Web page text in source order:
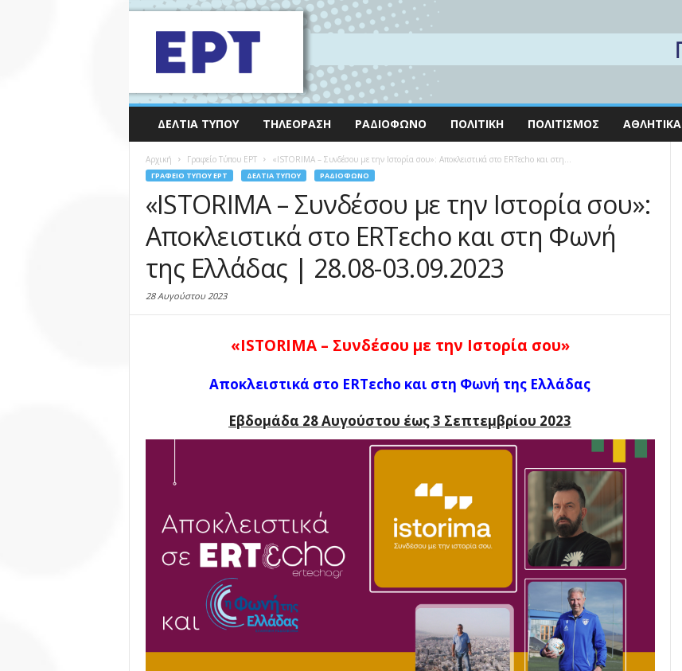
ΔΕΛΤΊΑ ΤΎΠΟΥ ΤΗΛΕΌΡΑΣΗ ΡΑΔΙΌΦΩΝΟ ΠΟΛΙΤΙΚΉ ΠΟΛΙΤΙΣΜΌΣ ΑΘΛΗΤΙΚΆ
Αρχική Γραφείο Τύπου ΕΡΤ «ISTORIMA – Συνδέσου με την Ιστορία σου»: Αποκλειστικά στο ERTεcho και στη...
ΓΡΑΦΕΊΟ ΤΎΠΟΥ ΕΡΤ ΔΕΛΤΊΑ ΤΎΠΟΥ ΡΑΔΙΌΦΩΝΟ
«ISTORIMA – Συνδέσου με την Ιστορία σου»:
Αποκλειστικά στο ERTεcho και στη Φωνή
της Ελλάδας | 28.08-03.09.2023
28 Αυγούστου 2023
«ISTORIMA – Συνδέσου με την Ιστορία σου»
Αποκλειστικά στο ERTεcho και στη Φωνή της Ελλάδας
Εβδομάδα 28 Αυγούστου έως 3 Σεπτεμβρίου 2023